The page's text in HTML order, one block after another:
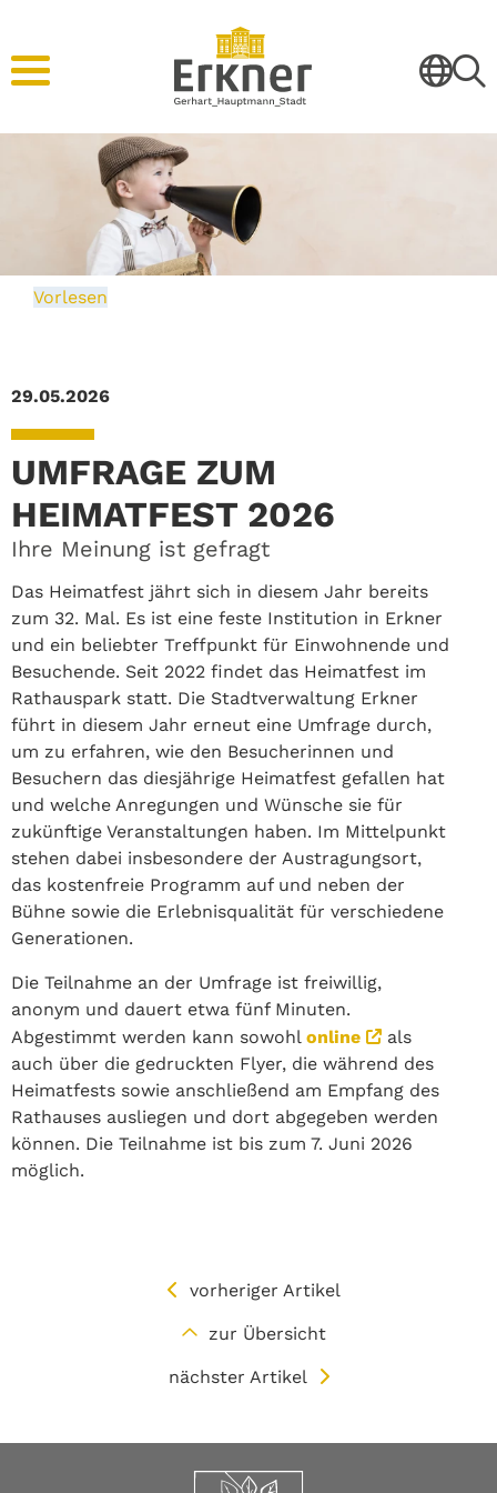
Vorlesen
29.05.2026
UMFRAGE ZUM
HEIMATFEST 2026
Ihre Meinung ist gefragt
Das Heimatfest jährt sich in diesem Jahr bereits
zum 32. Mal. Es ist eine feste Institution in Erkner
und ein beliebter Treffpunkt für Einwohnende und
Besuchende. Seit 2022 findet das Heimatfest im
Rathauspark statt. Die Stadtverwaltung Erkner
führt in diesem Jahr erneut eine Umfrage durch,
um zu erfahren, wie den Besucherinnen und
Besuchern das diesjährige Heimatfest gefallen hat
und welche Anregungen und Wünsche sie für
zukünftige Veranstaltungen haben. Im Mittelpunkt
stehen dabei insbesondere der Austragungsort,
das kostenfreie Programm auf und neben der
Bühne sowie die Erlebnisqualität für verschiedene
Generationen.
Die Teilnahme an der Umfrage ist freiwillig,
anonym und dauert etwa fünf Minuten.
Abgestimmt werden kann sowohl online
als
auch über die gedruckten Flyer, die während des
Heimatfests sowie anschließend am Empfang des
Rathauses ausliegen und dort abgegeben werden
können. Die Teilnahme ist bis zum 7. Juni 2026
möglich.
vorheriger Artikel
zur Übersicht
nächster Artikel